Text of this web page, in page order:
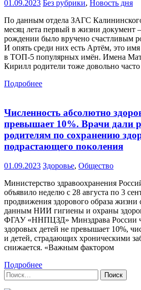
01.09.2023 Без рубрики, Новость дня
По данным отдела ЗАГС
месяц лета первый в жизни документ
рождении было вручено счастливым
И опять среди них есть Артём, это
в ТОП-5 популярных имён. Имена
Кирилл родители тоже довольно
Подробнее
Численность абсолютно
превышает 10%. Врачи дали
родителям по сохранению
подрастающего поколения
01.09.2023 Здоровье, Общество
Министерство здравоохранения
объявило неделю с 28 августа по 3
продвижения здорового образа
данным НИИ гигиены и охраны
ФГАУ «ННПЦЗД» Минздрава России
здоровых детей не превышает 10%,
и детей, страдающих хроническими
снижается. «Важным фактором
Подробнее
Найти: